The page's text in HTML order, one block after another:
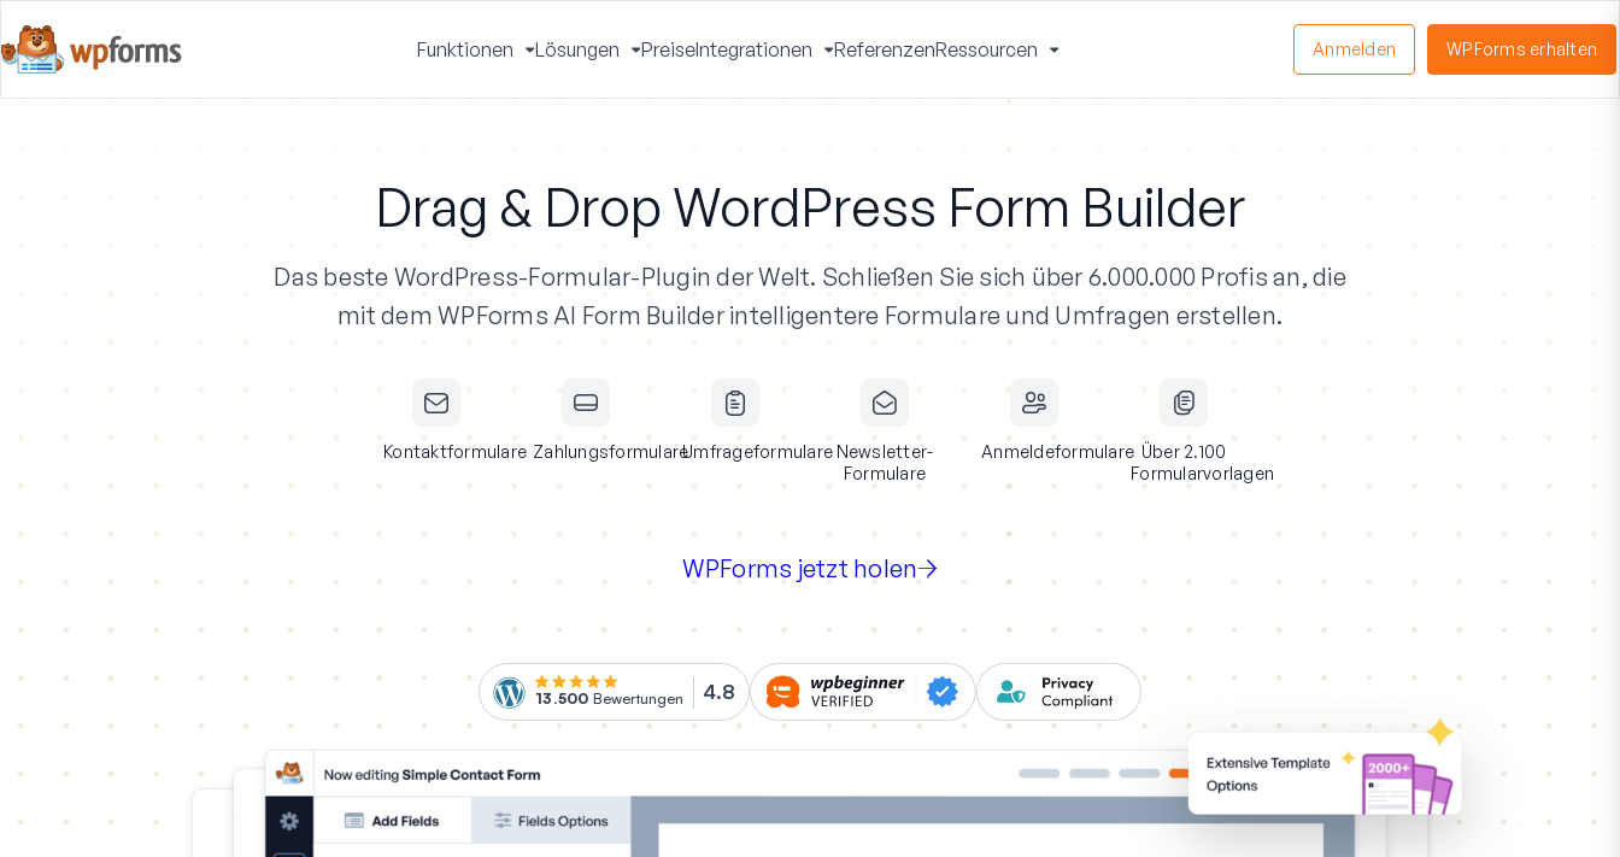
Funktionen
Menü
umschalten
Lösungen
Menü
umschalten
PreiseIntegrationen
Menü
umschalten
ReferenzenRessourcen
umschalten
Anmelden WPForms erhalten
Drag & Drop WordPress Form Builder
Das beste WordPress-Formular-Plugin der Welt. Schließen Sie sich über 6.000.000 Profis an, die
mit dem WPForms AI Form Builder intelligentere Formulare und Umfragen erstellen.
Kontaktformulare ZahlungsformulareUmfrageformulare Newsletter-
Formulare
Anmeldeformulare Über 2.100
Formularvorlagen
WPForms jetzt holen
13.500 Bewertungen 4.8